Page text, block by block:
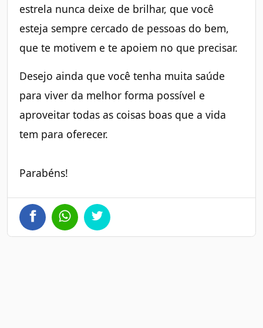
estrela nunca deixe de brilhar, que você
esteja sempre cercado de pessoas do bem,
que te motivem e te apoiem no que precisar.
Desejo ainda que você tenha muita saúde
para viver da melhor forma possível e
aproveitar todas as coisas boas que a vida
tem para oferecer.
Parabéns!